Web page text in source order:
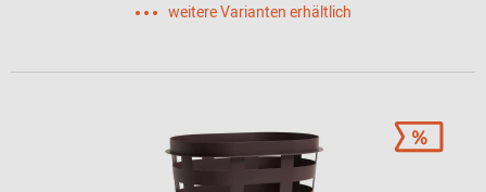
weitere Varianten erhältlich